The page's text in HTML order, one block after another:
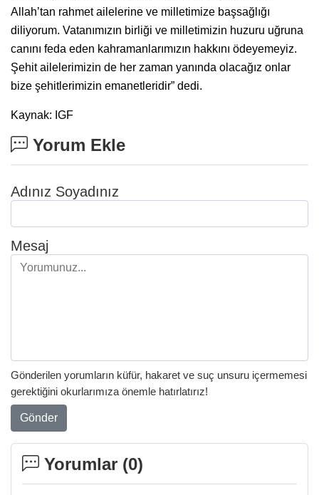
Allah’tan rahmet ailelerine ve milletimize başsağlığı
diliyorum. Vatanımızın birliği ve milletimizin huzuru uğruna
canını feda eden kahramanlarımızın hakkını ödeyemeyiz.
Şehit ailelerimizin de her zaman yanında olacağız onlar
bize şehitlerimizin emanetleridir” dedi.
Kaynak: IGF
Yorum Ekle
Adınız Soyadınız
Mesaj
Gönderilen yorumların küfür, hakaret ve suç unsuru içermemesi
gerektiğini okurlarımıza önemle hatırlatırız!
Gönder
Yorumlar (0)